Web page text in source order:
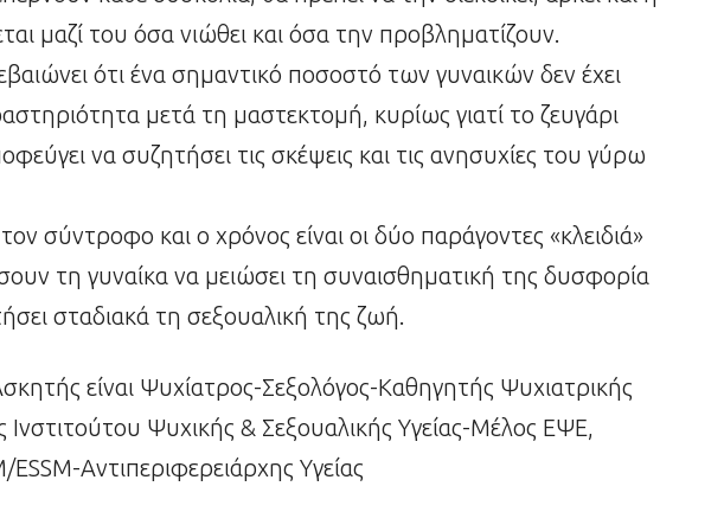
μαζί του όσα νιώθει και όσα την προβληματίζουν.
ότι ένα σημαντικό ποσοστό των γυναικών δεν έχει
μετά τη μαστεκτομή, κυρίως γιατί το ζευγάρι
να συζητήσει τις σκέψεις και τις ανησυχίες του γύρω
σύντροφο και ο χρόνος είναι οι δύο παράγοντες «κλειδιά»
τη γυναίκα να μειώσει τη συναισθηματική της δυσφορία
σταδιακά τη σεξουαλική της ζωή.
είναι Ψυχίατρος-Σεξολόγος-Καθηγητής Ψυχιατρικής
Ψυχικής & Σεξουαλικής Υγείας-Μέλος ΕΨΕ,
ESSM-Αντιπεριφερειάρχης Υγείας